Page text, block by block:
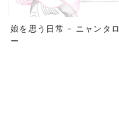
娘を思う日常 – ニャンタロ
ー